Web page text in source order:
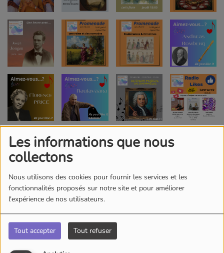
Les informations que nous
collectons
Nous utilisons des cookies pour fournir les services et les
fonctionnalités proposés sur notre site et pour améliorer
l'expérience de nos utilisateurs.
Tout accepter Tout refuser